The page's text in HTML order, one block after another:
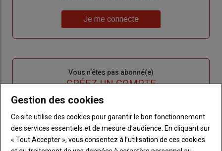
de
me
Je me connecte
Vous n'êtes pas abonné(e)
TITRE CRÉEZ UN COMPTE
compte pour accéder à tout l'Agri53.
Lien
Gestion des cookies
Ce site utilise des cookies pour garantir le bon fonctionnement
des services essentiels et de mesure d’audience. En cliquant sur
« Tout Accepter », vous consentez à l’utilisation de ces cookies